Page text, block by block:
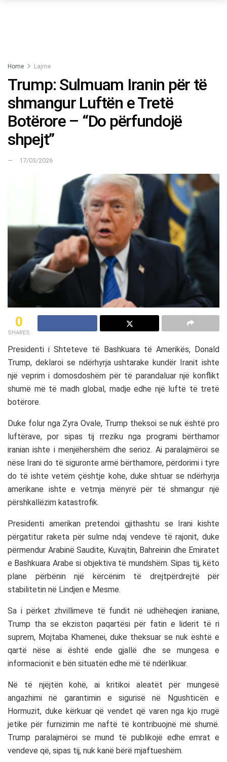
Home Lajme
Trump: Sulmuam Iranin për të
shmangur Luftën e Tretë
Botërore – “Do përfundojë
shpejt”
17/03/2026
0
SHARES
Presidenti i Shteteve të Bashkuara të Amerikës, Donald
Trump, deklaroi se ndërhyrja ushtarake kundër Iranit ishte
një veprim i domosdoshëm për të parandaluar një konflikt
shumë më të madh global, madje edhe një luftë të tretë
botërore.
Duke folur nga Zyra Ovale, Trump theksoi se nuk është pro
luftërave, por sipas tij rreziku nga programi bërthamor
iranian ishte i menjëhershëm dhe serioz. Ai paralajmëroi se
nëse Irani do të siguronte armë bërthamore, përdorimi i tyre
do të ishte vetëm çështje kohe, duke shtuar se ndërhyrja
amerikane ishte e vetmja mënyrë për të shmangur një
përshkallëzim katastrofik.
Presidenti amerikan pretendoi gjithashtu se Irani kishte
përgatitur raketa për sulme ndaj vendeve të rajonit, duke
përmendur Arabinë Saudite, Kuvajtin, Bahreinin dhe Emiratet
e Bashkuara Arabe si objektiva të mundshëm. Sipas tij, këto
plane përbënin një kërcënim të drejtpërdrejtë për
stabilitetin në Lindjen e Mesme.
Sa i përket zhvillimeve të fundit në udhëheqjen iraniane,
Trump tha se ekziston paqartësi për fatin e liderit të ri
suprem, Mojtaba Khamenei, duke theksuar se nuk është e
qartë nëse ai është ende gjallë dhe se mungesa e
informacionit e bën situatën edhe më të ndërlikuar.
Në të njëjtën kohë, ai kritikoi aleatët për mungesë
angazhimi në garantimin e sigurisë në Ngushticën e
Hormuzit, duke kërkuar që vendet që varen nga kjo rrugë
jetike për furnizimin me naftë të kontribuojnë më shumë.
Trump paralajmëroi se mund të publikojë edhe emrat e
vendeve që, sipas tij, nuk kanë bërë mjaftueshëm.